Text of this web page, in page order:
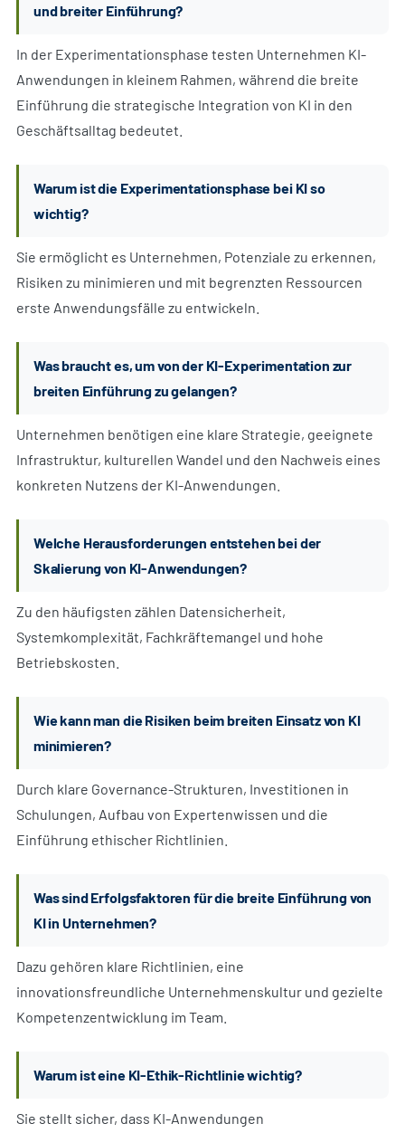
und breiter Einführung?
In der Experimentationsphase testen Unternehmen KI-
Anwendungen in kleinem Rahmen, während die breite
Einführung die strategische Integration von KI in den
Geschäftsalltag bedeutet.
Warum ist die Experimentationsphase bei KI so
wichtig?
Sie ermöglicht es Unternehmen, Potenziale zu erkennen,
Risiken zu minimieren und mit begrenzten Ressourcen
erste Anwendungsfälle zu entwickeln.
Was braucht es, um von der KI-Experimentation zur
breiten Einführung zu gelangen?
Unternehmen benötigen eine klare Strategie, geeignete
Infrastruktur, kulturellen Wandel und den Nachweis eines
konkreten Nutzens der KI-Anwendungen.
Welche Herausforderungen entstehen bei der
Skalierung von KI-Anwendungen?
Zu den häufigsten zählen Datensicherheit,
Systemkomplexität, Fachkräftemangel und hohe
Betriebskosten.
Wie kann man die Risiken beim breiten Einsatz von KI
minimieren?
Durch klare Governance-Strukturen, Investitionen in
Schulungen, Aufbau von Expertenwissen und die
Einführung ethischer Richtlinien.
Was sind Erfolgsfaktoren für die breite Einführung von
KI in Unternehmen?
Dazu gehören klare Richtlinien, eine
innovationsfreundliche Unternehmenskultur und gezielte
Kompetenzentwicklung im Team.
Warum ist eine KI-Ethik-Richtlinie wichtig?
Sie stellt sicher, dass KI-Anwendungen